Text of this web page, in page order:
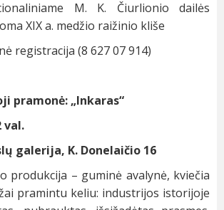
M. K. Čiurlionio dailės
XIX a. medžio raižinio kliše
registracija (8 627 07 914)
pramonė: „Inkaras“
val.
galerija, K. Donelaičio 16
produkcija – guminė avalynė, kviečia
pramintu keliu: industrijos istorijoje